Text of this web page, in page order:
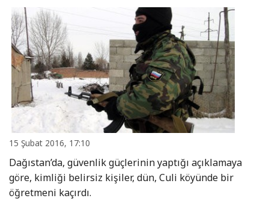
15 Şubat 2016, 17:10
Dağıstan’da, güvenlik güçlerinin yaptığı açıklamaya
göre, kimliği belirsiz kişiler, dün, Culi köyünde bir
öğretmeni kaçırdı.